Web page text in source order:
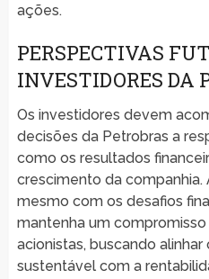
ações.
PERSPECTIVAS
INVESTIDORES DA
Os investidores devem
decisões da Petrobras a
como os resultados
crescimento da companhia.
mesmo com os desafios
mantenha um
acionistas, buscando
sustentável com a